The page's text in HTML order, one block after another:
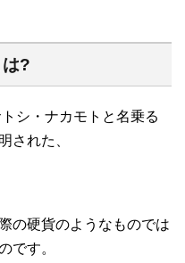
?
シ・ナカモトと名乗る
された、
の硬貨のようなものでは
です。